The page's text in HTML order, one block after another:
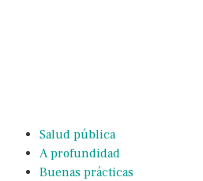
Salud pública
A profundidad
Buenas prácticas